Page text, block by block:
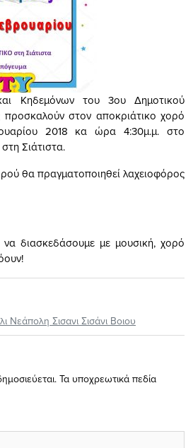
Κηδεμόνων του 3ου Δημοτικού
προσκαλούν στον αποκριάτικο χορό
2018 κα ώρα 4:30μ.μ. στο
Σιάτιστα.
θα πραγματοποιηθεί λαχειοφόρος
διασκεδάσουμε με μουσική, χορό
Νεάπολη Σισανι Σισάνι Βοιου
Τα υποχρεωτικά πεδία